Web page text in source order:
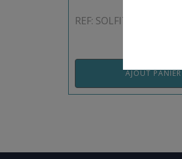
REF: SOLFIT10
AJOUT PANIER